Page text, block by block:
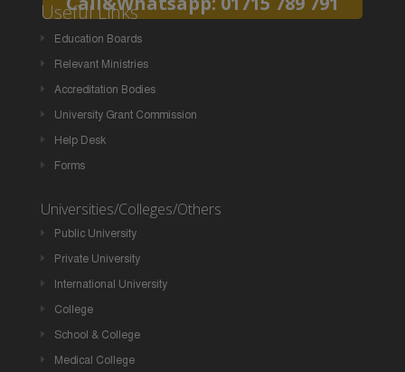
Useful Links
Education Boards
Relevant Ministries
Accreditation Bodies
University Grant Commission
Help Desk
Forms
Universities/Colleges/Others
Public University
Private University
International University
College
School & College
Medical College